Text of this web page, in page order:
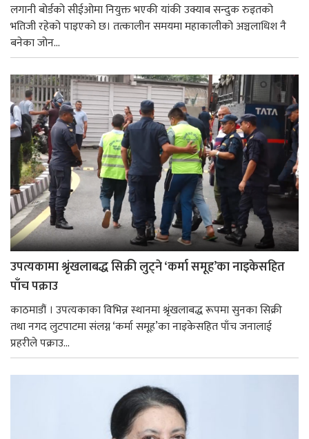
लगानी बोर्डको सीईओमा नियुक्त भएकी यांकी उक्याब सन्दुक रुइतको
भतिजी रहेको पाइएको छ। तत्कालीन समयमा महाकालीको अञ्चलाधिश नै
बनेका जोन...
उपत्यकामा श्रृंखलाबद्ध सिक्री लुट्ने ‘कर्मा समूह’का नाइकेसहित
पाँच पक्राउ
काठमाडौं । उपत्यकाका विभिन्न स्थानमा श्रृंखलाबद्ध रूपमा सुनका सिक्री
तथा नगद लुटपाटमा संलग्न ‘कर्मा समूह’का नाइकेसहित पाँच जनालाई
प्रहरीले पक्राउ...